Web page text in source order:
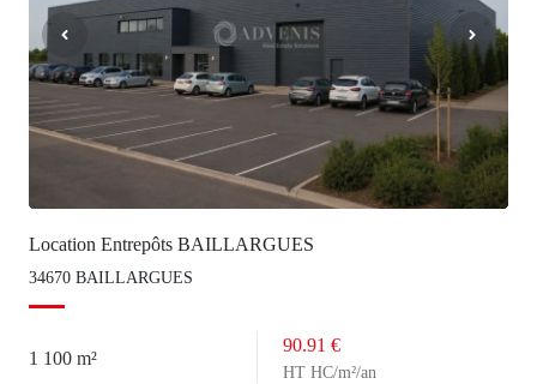
Location Entrepôts BAILLARGUES
34670 BAILLARGUES
1 100 m²
90.91 €
HT HC/m²/an